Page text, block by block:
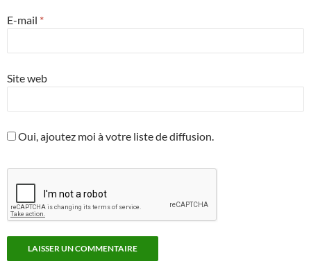
E-mail *
Site web
Oui, ajoutez moi à votre liste de diffusion.